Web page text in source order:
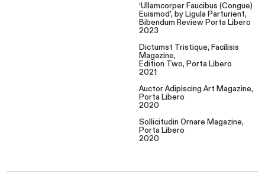
‘Ullamcorper Faucibus (Congue)
Euismod’, by Ligula Parturient,
Bibendum Review Porta Libero
2023
Dictumst Tristique, Facilisis
Magazine,
Edition Two, Porta Libero
2021
Auctor Adipiscing Art Magazine,
Porta Libero
2020
Sollicitudin Ornare Magazine,
Porta Libero
2020